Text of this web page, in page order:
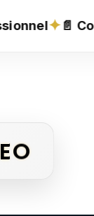
avant